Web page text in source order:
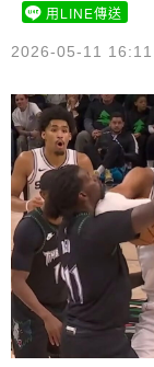
2026-05-11 16:11
用LINE傳送